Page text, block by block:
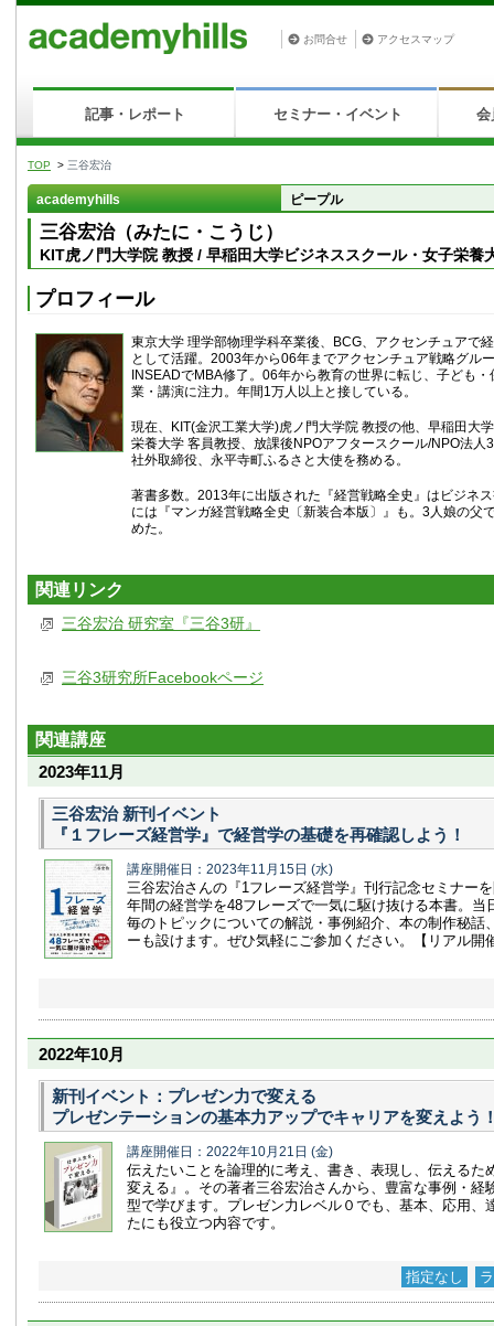
お問合せ アクセスマップ
記事・レポート セミナー・イベント 会
TOP > 三谷宏治
academyhills ピープル
三谷宏治（みたに・こうじ）
KIT虎ノ門大学院 教授 / 早稲田大学ビジネススクール・女子栄養
プロフィール
東京大学 理学部物理学科卒業後、BCG、アクセンチュアで
として活躍。2003年から06年までアクセンチュア戦略グル
INSEADでMBA修了。06年から教育の世界に転じ、子ども
業・講演に注力。年間1万人以上と接している。
現在、KIT(金沢工業大学)虎ノ門大学院 教授の他、早稲田大
栄養大学 客員教授、放課後NPOアフタースクール/NPO法人
社外取締役、永平寺町ふるさと大使を務める。
著書多数。2013年に出版された『経営戦略全史』はビジネ
には『マンガ経営戦略全史〔新装合本版〕』も。3人娘の父
めた。
関連リンク
三谷宏治 研究室『三谷3研』
三谷3研究所Facebookページ
関連講座
2023年11月
三谷宏治 新刊イベント
『１フレーズ経営学』で経営学の基礎を再確認しよう！
講座開催日：2023年11月15日 (水)
三谷宏治さんの『1フレーズ経営学』刊行記念セミナー
年間の経営学を48フレーズで一気に駆け抜ける本書。当
毎のトピックについての解説・事例紹介、本の制作秘話
ーも設けます。ぜひ気軽にご参加ください。【リアル開
2022年10月
新刊イベント：プレゼン力で変える
プレゼンテーションの基本力アップでキャリアを変えよう
講座開催日：2022年10月21日 (金)
伝えたいことを論理的に考え、書き、表現し、伝えるた
変える』。その著者三谷宏治さんから、豊富な事例・経
型で学びます。プレゼン力レベル０でも、基本、応用、
たにも役立つ内容です。
指定なし